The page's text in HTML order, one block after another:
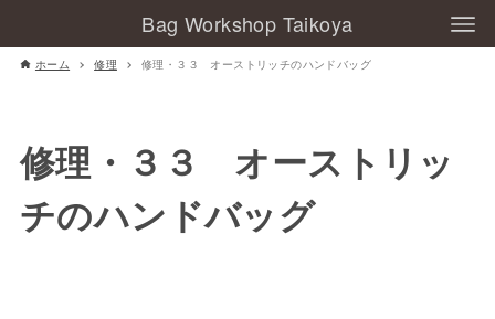
Bag Workshop Taikoya
ホーム 修理 修理・３３ オーストリッチのハンドバッグ
修理・３３ オーストリッ
チのハンドバッグ